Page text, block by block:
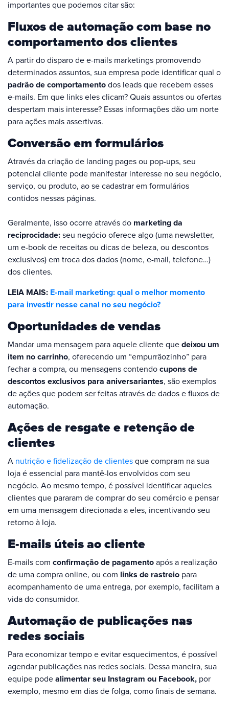
importantes que podemos citar são:
Fluxos de automação com base no
comportamento dos clientes
A partir do disparo de e-mails marketings promovendo
determinados assuntos, sua empresa pode identificar qual o
padrão de comportamento dos leads que recebem esses
e-mails. Em que links eles clicam? Quais assuntos ou ofertas
despertam mais interesse? Essas informações dão um norte
para ações mais assertivas.
Conversão em formulários
Através da criação de landing pages ou pop-ups, seu
potencial cliente pode manifestar interesse no seu negócio,
serviço, ou produto, ao se cadastrar em formulários
contidos nessas páginas.
Geralmente, isso ocorre através do marketing da
reciprocidade: seu negócio oferece algo (uma newsletter,
um e-book de receitas ou dicas de beleza, ou descontos
exclusivos) em troca dos dados (nome, e-mail, telefone…)
dos clientes.
LEIA MAIS: E-mail marketing: qual o melhor momento
para investir nesse canal no seu negócio?
Oportunidades de vendas
Mandar uma mensagem para aquele cliente que deixou um
item no carrinho, oferecendo um “empurrãozinho” para
fechar a compra, ou mensagens contendo cupons de
descontos exclusivos para aniversariantes, são exemplos
de ações que podem ser feitas através de dados e fluxos de
automação.
Ações de resgate e retenção de
clientes
A nutrição e fidelização de clientes que compram na sua
loja é essencial para mantê-los envolvidos com seu
negócio. Ao mesmo tempo, é possível identificar aqueles
clientes que pararam de comprar do seu comércio e pensar
em uma mensagem direcionada a eles, incentivando seu
retorno à loja.
E-mails úteis ao cliente
E-mails com confirmação de pagamento após a realização
de uma compra online, ou com
links de rastreio para
acompanhamento de uma entrega, por exemplo, facilitam a
vida do consumidor.
Automação de publicações nas
redes sociais
Para economizar tempo e evitar esquecimentos, é possível
agendar publicações nas redes sociais. Dessa maneira, sua
equipe pode alimentar seu Instagram ou Facebook, por
exemplo, mesmo em dias de folga, como finais de semana.